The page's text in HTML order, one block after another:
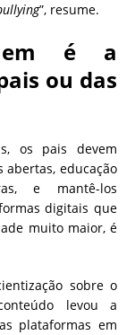
”, resume.
é a
ou das
os pais devem
abertas, educação
e mantê-los
digitais que
muito maior, é
sobre o
levou a
plataformas em